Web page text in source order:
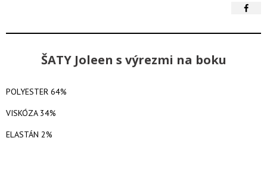
ŠATY Joleen s výrezmi na boku
POLYESTER 64%
VISKÓZA 34%
ELASTÁN 2%